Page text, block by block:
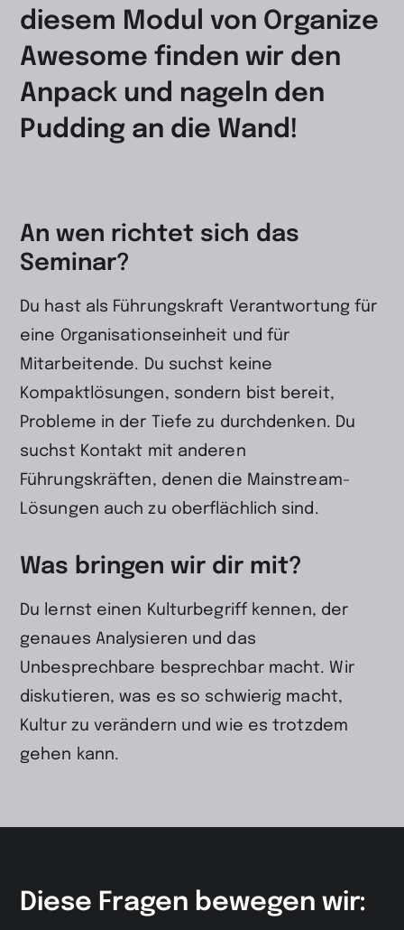
diesem Modul von Organize
Awesome finden wir den
Anpack und nageln den
Pudding an die Wand!
An wen richtet sich das
Seminar?
Du hast als Führungskraft Verantwortung für
eine Organisationseinheit und für
Mitarbeitende. Du suchst keine
Kompaktlösungen, sondern bist bereit,
Probleme in der Tiefe zu durchdenken. Du
suchst Kontakt mit anderen
Führungskräften, denen die Mainstream-
Lösungen auch zu oberflächlich sind.
Was bringen wir dir mit?
Du lernst einen Kulturbegriff kennen, der
genaues Analysieren und das
Unbesprechbare besprechbar macht. Wir
diskutieren, was es so schwierig macht,
Kultur zu verändern und wie es trotzdem
gehen kann.
Diese Fragen bewegen wir: